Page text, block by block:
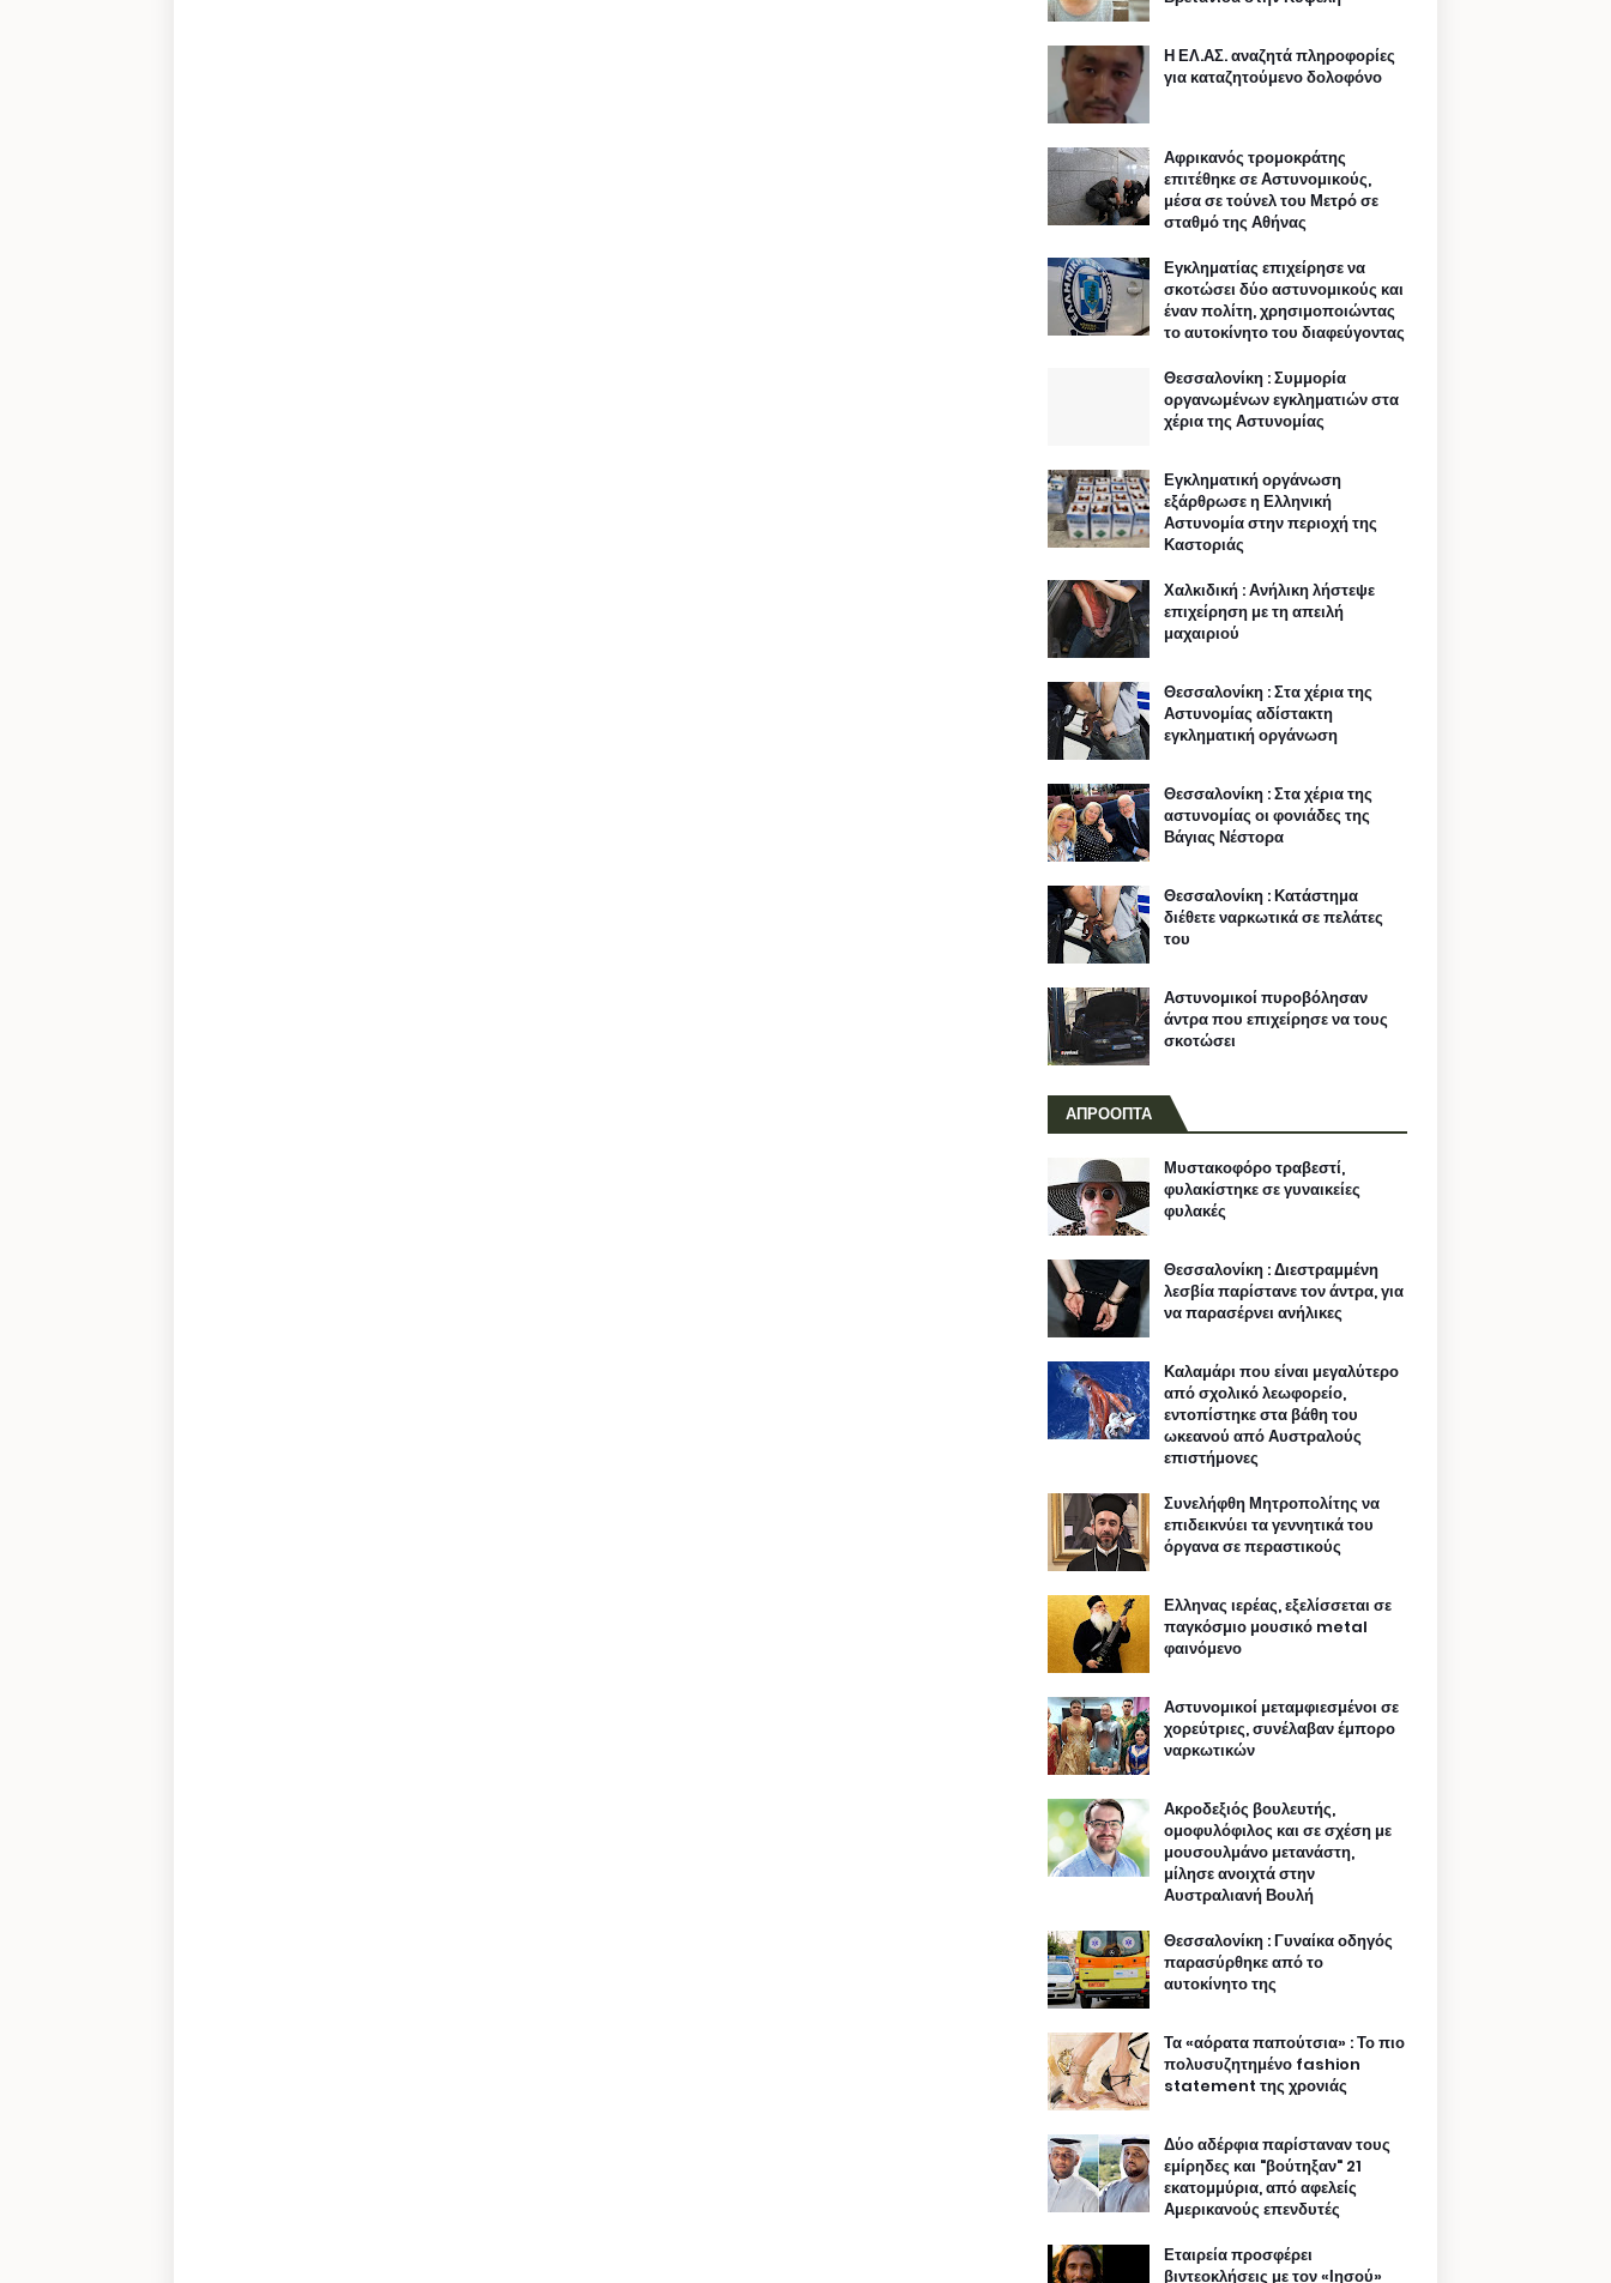
Η ΕΛ.ΑΣ. αναζητά πληροφορίες
για καταζητούμενο δολοφόνο
Αφρικανός τρομοκράτης
επιτέθηκε σε Αστυνομικούς,
μέσα σε τούνελ του Μετρό σε
σταθμό της Αθήνας
Εγκληματίας επιχείρησε να
σκοτώσει δύο αστυνομικούς και
έναν πολίτη, χρησιμοποιώντας
το αυτοκίνητο του διαφεύγοντας
Θεσσαλονίκη : Συμμορία
οργανωμένων εγκληματιών στα
χέρια της Αστυνομίας
Εγκληματική οργάνωση
εξάρθρωσε η Ελληνική
Αστυνομία στην περιοχή της
Καστοριάς
Χαλκιδική : Ανήλικη λήστεψε
επιχείρηση με τη απειλή
μαχαιριού
Θεσσαλονίκη : Στα χέρια της
Αστυνομίας αδίστακτη
εγκληματική οργάνωση
Θεσσαλονίκη : Στα χέρια της
αστυνομίας οι φονιάδες της
Βάγιας Νέστορα
Θεσσαλονίκη : Κατάστημα
διέθετε ναρκωτικά σε πελάτες
του
Αστυνομικοί πυροβόλησαν
άντρα που επιχείρησε να τους
σκοτώσει
ΑΠΡΟΟΠΤΑ
Μυστακοφόρο τραβεστί,
φυλακίστηκε σε γυναικείες
φυλακές
Θεσσαλονίκη : Διεστραμμένη
λεσβία παρίστανε τον άντρα, για
να παρασέρνει ανήλικες
Καλαμάρι που είναι μεγαλύτερο
από σχολικό λεωφορείο,
εντοπίστηκε στα βάθη του
ωκεανού από Αυστραλούς
επιστήμονες
Συνελήφθη Μητροπολίτης να
επιδεικνύει τα γεννητικά του
όργανα σε περαστικούς
Ελληνας ιερέας, εξελίσσεται σε
παγκόσμιο μουσικό metal
φαινόμενο
Αστυνομικοί μεταμφιεσμένοι σε
χορεύτριες, συνέλαβαν έμπορο
ναρκωτικών
Ακροδεξιός βουλευτής,
ομοφυλόφιλος και σε σχέση με
μουσουλμάνο μετανάστη,
μίλησε ανοιχτά στην
Αυστραλιανή Βουλή
Θεσσαλονίκη : Γυναίκα οδηγός
παρασύρθηκε από το
αυτοκίνητο της
Τα «αόρατα παπούτσια» : Το πιο
πολυσυζητημένο fashion
statement της χρονιάς
Δύο αδέρφια παρίσταναν τους
εμίρηδες και "βούτηξαν" 21
εκατομμύρια, από αφελείς
Αμερικανούς επενδυτές
Εταιρεία προσφέρει
βιντεοκλήσεις με τον «Ιησού»